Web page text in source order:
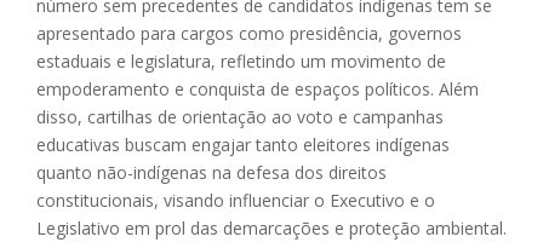
número sem precedentes de candidatos indígenas tem se
apresentado para cargos como presidência, governos
estaduais e legislatura, refletindo um movimento de
empoderamento e conquista de espaços políticos. Além
disso, cartilhas de orientação ao voto e campanhas
educativas buscam engajar tanto eleitores indígenas
quanto não-indígenas na defesa dos direitos
constitucionais, visando influenciar o Executivo e o
Legislativo em prol das demarcações e proteção ambiental.